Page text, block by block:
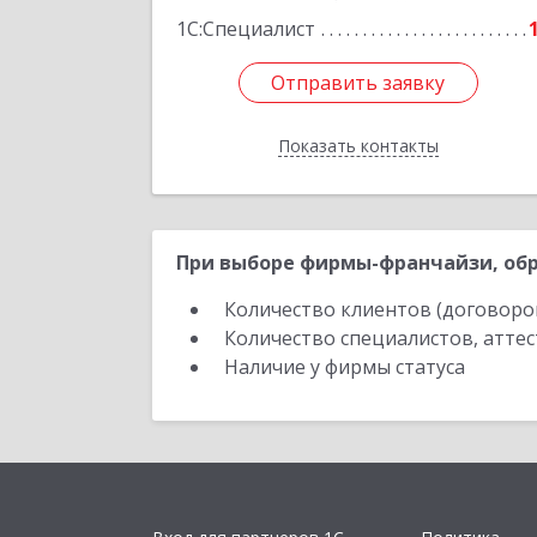
1С:Специалист
1
Отправить заявку
Показать контакты
Подробнее
Отправить заявку
Назад
При выборе фирмы-франчайзи,
Количество клиентов
Количество специалистов,
Наличие у фирмы статуса